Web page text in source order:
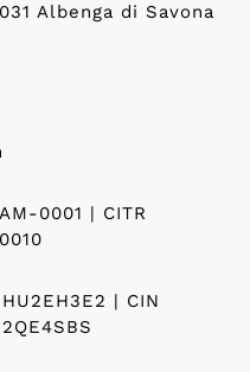
Albenga di Savona
0001 | CITR
| CIN